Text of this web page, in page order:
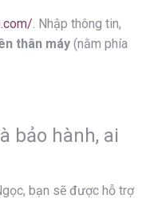
. Nhập thông tin,
thân máy (nằm phía
bảo hành, ai
bạn sẽ được hỗ trợ